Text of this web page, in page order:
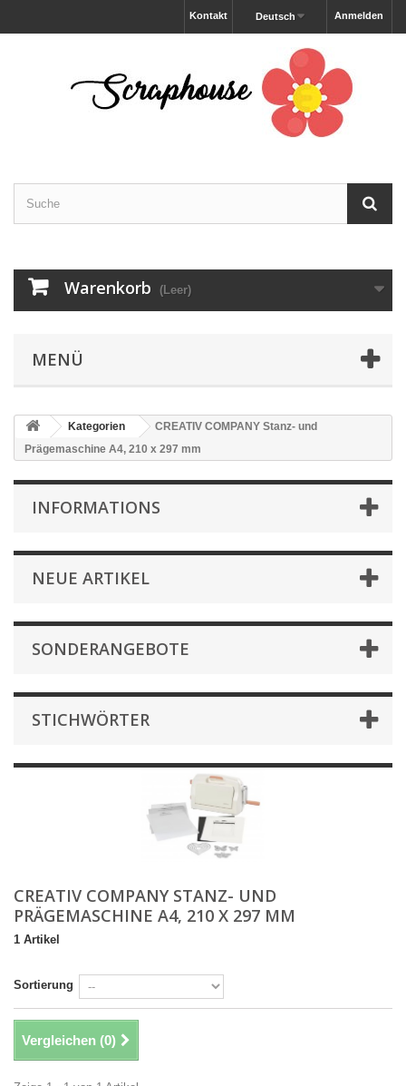
Anmelden
Deutsch
Kontakt
Warenkorb (Leer)
MENÜ
Kategorien
CREATIV COMPANY Stanz- und
Prägemaschine A4, 210 x 297 mm
INFORMATIONS
NEUE ARTIKEL
SONDERANGEBOTE
STICHWÖRTER
CREATIV COMPANY STANZ- UND
PRÄGEMASCHINE A4, 210 X 297 MM
1 Artikel
Sortierung
Vergleichen (0)